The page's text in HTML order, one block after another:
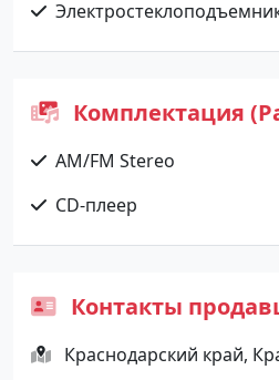
Комплектация
AM/FM Stereo
CD-плеер
Контакты
Краснодарский край,